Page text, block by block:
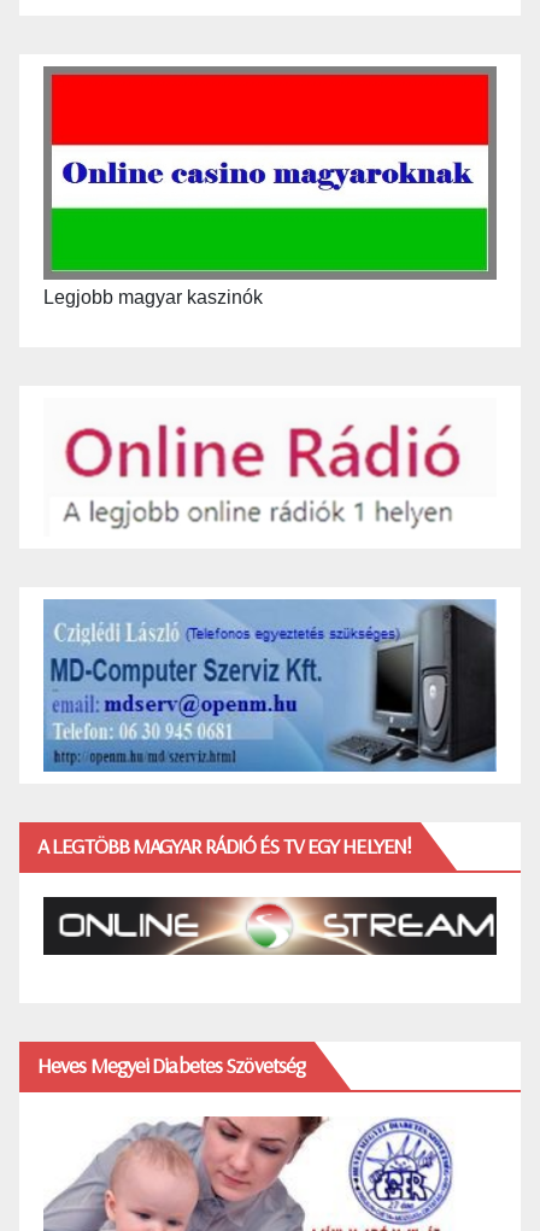
Legjobb magyar kaszinók
A LEGTÖBB MAGYAR RÁDIÓ ÉS TV EGY HELYEN!
Heves Megyei Diabetes Szövetség